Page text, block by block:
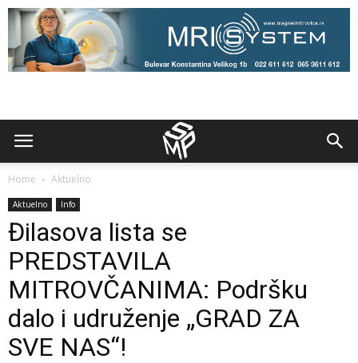
Home Aktuelno
Aktuelno Info
Đilasova lista se
PREDSTAVILA
MITROVČANIMA: Podršku
dalo i udruženje „GRAD ZA
SVE NAS“!